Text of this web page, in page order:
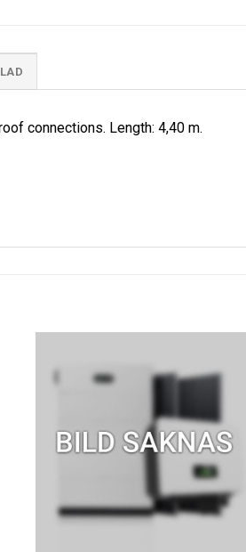
connections. Length: 4,40 m.
Lägg till i